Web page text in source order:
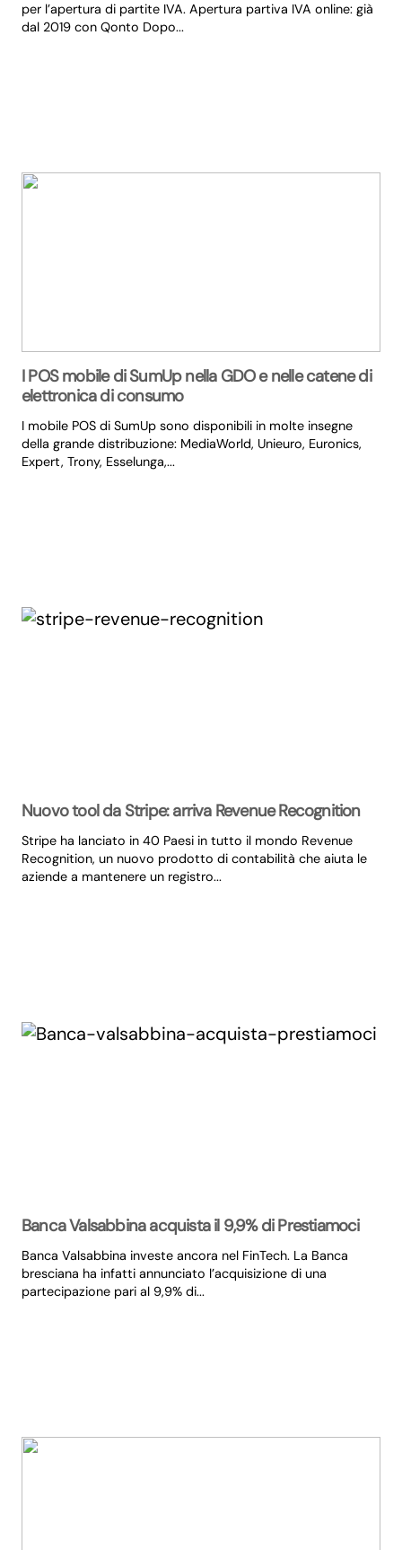
per l’apertura di partite IVA. Apertura partiva IVA online: già
dal 2019 con Qonto Dopo...
I POS mobile di SumUp nella GDO e nelle catene di
elettronica di consumo
I mobile POS di SumUp sono disponibili in molte insegne
della grande distribuzione: MediaWorld, Unieuro, Euronics,
Expert, Trony, Esselunga,...
Nuovo tool da Stripe: arriva Revenue Recognition
Stripe ha lanciato in 40 Paesi in tutto il mondo Revenue
Recognition, un nuovo prodotto di contabilità che aiuta le
aziende a mantenere un registro...
Banca Valsabbina acquista il 9,9% di Prestiamoci
Banca Valsabbina investe ancora nel FinTech. La Banca
bresciana ha infatti annunciato l’acquisizione di una
partecipazione pari al 9,9% di...